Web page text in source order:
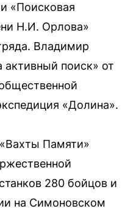
«Поисковая
Н.И. Орлова»
Владимир
активный поиск» от
«Долина».
Памяти»
280 бойцов и
на Симоновском